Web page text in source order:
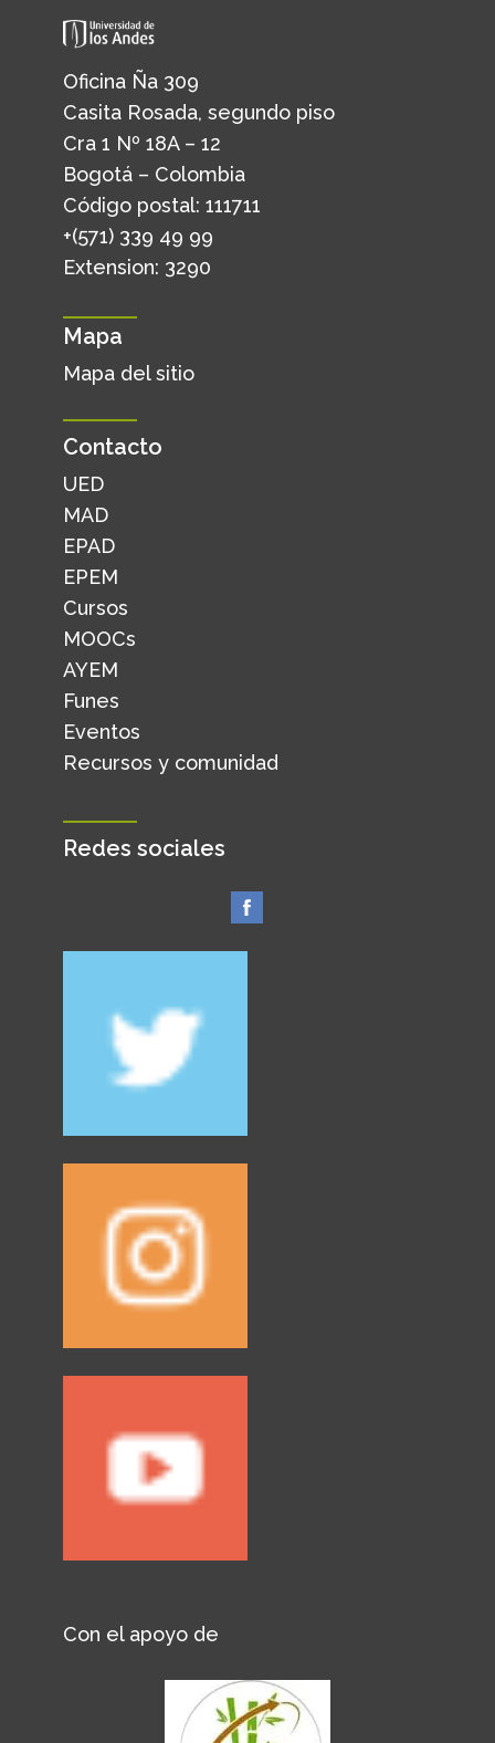
Oficina Ña 309
Casita Rosada, segundo piso
Cra 1 Nº 18A – 12
Bogotá – Colombia
Código postal: 111711
+(571) 339 49 99
Extension: 3290
Mapa
Mapa del sitio
Contacto
UED
MAD
EPAD
EPEM
Cursos
MOOCs
AYEM
Funes
Eventos
Recursos y comunidad
Redes sociales
Con el apoyo de